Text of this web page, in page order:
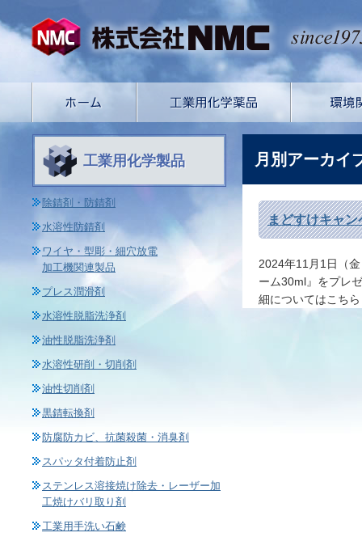
月別アーカイ
まどすけキャ
2024年11月1日（
ーム30ml』をプレ
細についてはこち
工業用化学製品
除錆剤・防錆剤
水溶性防錆剤
ワイヤ・型彫・細穴放電
加工機関連製品
プレス潤滑剤
水溶性脱脂洗浄剤
油性脱脂洗浄剤
水溶性研削・切削剤
油性切削剤
黒錆転換剤
防腐防カビ、抗菌殺菌・消臭剤
スパッタ付着防止剤
ステンレス溶接焼け除去・レーザー加
工焼けバリ取り剤
工業用手洗い石鹸